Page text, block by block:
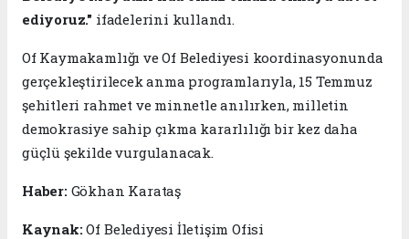
ediyoruz." ifadelerini kullandı.
Of Kaymakamlığı ve Of Belediyesi koordinasyonunda
gerçekleştirilecek anma programlarıyla, 15 Temmuz
şehitleri rahmet ve minnetle anılırken, milletin
demokrasiye sahip çıkma kararlılığı bir kez daha
güçlü şekilde vurgulanacak.
Haber: Gökhan Karataş
Kaynak:Of Belediyesi İletişim Ofisi